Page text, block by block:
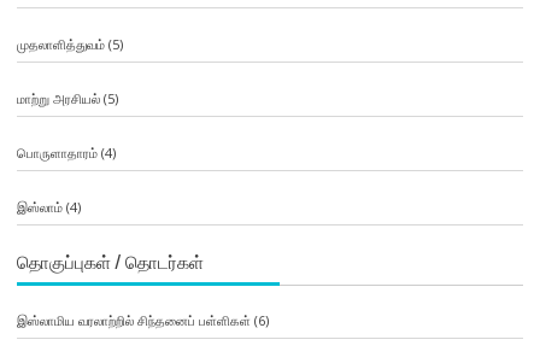
முதலாளித்துவம்(5)
மாற்று அரசியல்(5)
பொருளாதாரம்(4)
இஸ்லாம்(4)
தொகுப்புகள் / தொடர்கள்
இஸ்லாமிய வரலாற்றில் சிந்தனைப் பள்ளிகள் (6)